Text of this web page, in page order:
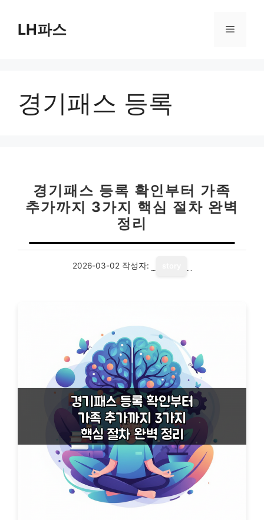
LH파스 메
경기패스 등록
경기패스 등록 확인부터 가족
추가까지 3가지 핵심 절차 완벽
정리
2026-03-02 작성자: